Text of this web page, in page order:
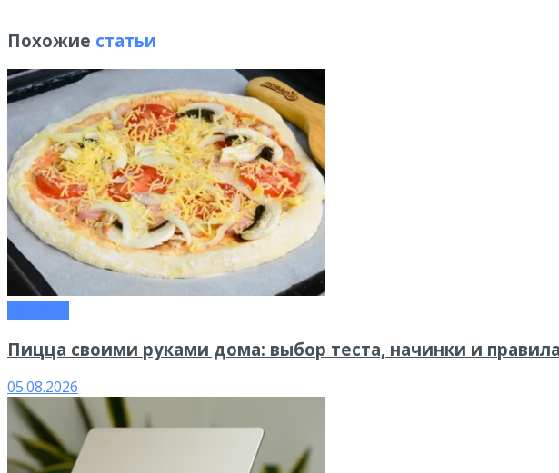
Похожие статьи
Пицца своими руками дома: выбор теста, начинки и
05.08.2026